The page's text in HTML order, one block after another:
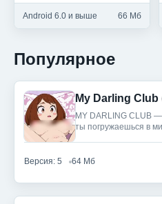
Android 6.0 и выше 66 Мб
Популярное
My Darling Club
MY DARLING CLUB —
ты погружаешься в
Версия: 5 64 Мб